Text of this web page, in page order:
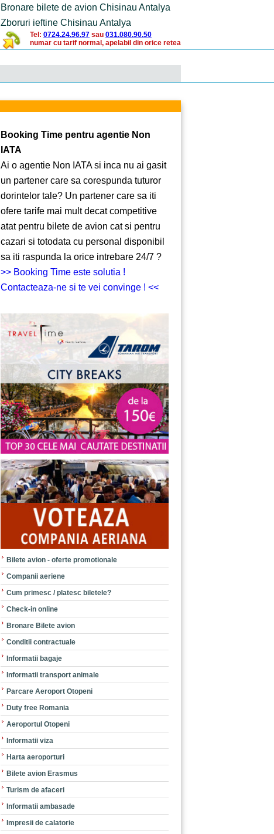
Bronare bilete de avion Chisinau Antalya
Zboruri ieftine Chisinau Antalya
Tel: 0724.24.96.97 sau 031.080.90.50
numar cu tarif normal, apelabil din orice retea
Booking Time pentru agentie Non
IATA
Ai o agentie Non IATA si inca nu ai gasit
un partener care sa corespunda tuturor
dorintelor tale? Un partener care sa iti
ofere tarife mai mult decat competitive
atat pentru bilete de avion cat si pentru
cazari si totodata cu personal disponibil
sa iti raspunda la orice intrebare 24/7 ?
>> Booking Time este solutia !
Contacteaza-ne si te vei convinge ! <<
Bilete avion - oferte promotionale
Companii aeriene
Cum primesc / platesc biletele?
Check-in online
Bronare Bilete avion
Conditii contractuale
Informatii bagaje
Informatii transport animale
Parcare Aeroport Otopeni
Duty free Romania
Aeroportul Otopeni
Informatii viza
Harta aeroporturi
Bilete avion Erasmus
Turism de afaceri
Informatii ambasade
Impresii de calatorie